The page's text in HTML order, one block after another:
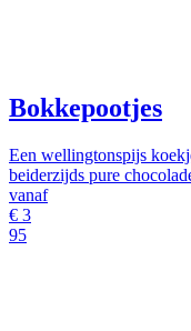
Bokkepootjes
Een wellingtonspijs
beiderzijds pure
vanaf
€ 3
95